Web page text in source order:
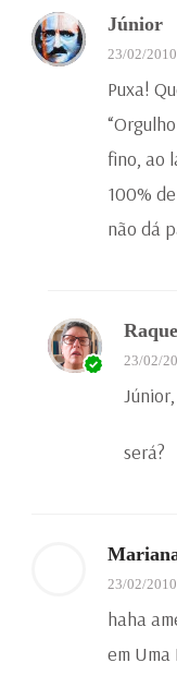
Júnior
23/02/
Puxa!
fino, ao
100%
não dá
23/02/
Júnior,
será?
23/02/
haha
em